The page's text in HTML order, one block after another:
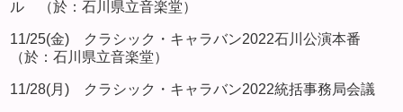
ル （於：石川県立音楽堂）
11/25(金) クラシック・キャラバン2022石川公演本番
（於：石川県立音楽堂）
11/28(月) クラシック・キャラバン2022統括事務局会議